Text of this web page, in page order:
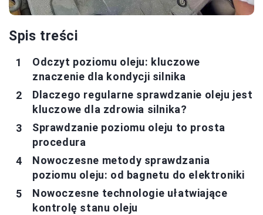
Spis treści
Odczyt poziomu oleju: kluczowe
znaczenie dla kondycji silnika
Dlaczego regularne sprawdzanie oleju jest
kluczowe dla zdrowia silnika?
Sprawdzanie poziomu oleju to prosta
procedura
Nowoczesne metody sprawdzania
poziomu oleju: od bagnetu do elektroniki
Nowoczesne technologie ułatwiające
kontrolę stanu oleju